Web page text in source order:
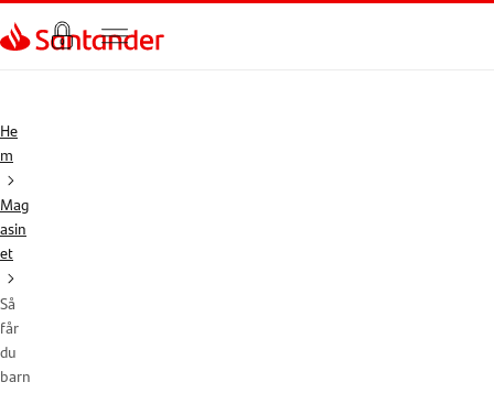
Gå direkt till textinnehål
He
m
Mag
asin
et
Så
får
du
barn